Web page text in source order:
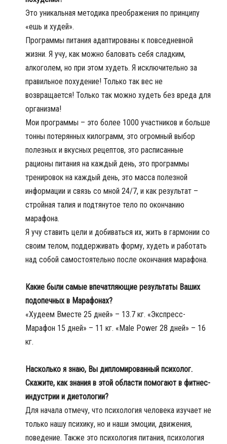
Это уникальная методика преображения по принципу
«ешь и худей».
Программы питания адаптированы к повседневной
жизни. Я учу, как можно баловать себя сладким,
алкоголем, но при этом худеть. Я исключительно за
правильное похудение! Только так вес не
возвращается! Только так можно худеть без вреда для
организма!
Мои программы – это более 1000 участников и больше
тонны потерянных килограмм, это огромный выбор
полезных и вкусных рецептов, это расписанные
рационы питания на каждый день, это программы
тренировок на каждый день, это масса полезной
информации и связь со мной 24/7, и как результат –
стройная талия и подтянутое тело по окончанию
марафона.
Я учу ставить цели и добиваться их, жить в гармонии со
своим телом, поддерживать форму, худеть и работать
над собой самостоятельно после окончания марафона.
Какие были самые впечатляющие результаты Ваших
подопечных в Марафонах?
«Худеем Вместе 25 дней» – 13.7 кг. «Экспресс-
Марафон 15 дней» – 11 кг. «Male Power 28 дней» – 16
кг.
Насколько я знаю, Вы дипломированный психолог.
Скажите, как знания в этой области помогают в фитнес-
индустрии и диетологии?
Для начала отмечу, что психология человека изучает не
только нашу психику, но и наши эмоции, движения,
поведение. Также это психология питания, психология